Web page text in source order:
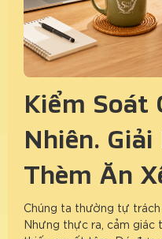
Kiểm Soát
Nhiên: Giải
Thèm Ăn
Chúng ta thường tự trách
Nhưng thực ra, cảm giác